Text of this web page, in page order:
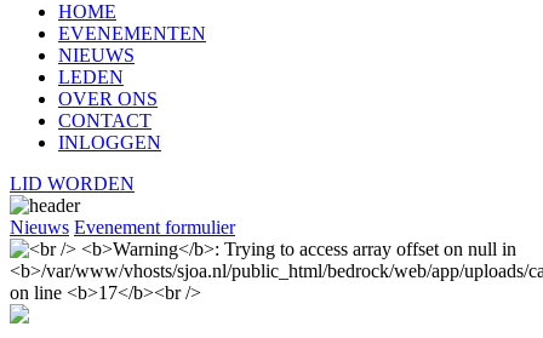
HOME
EVENEMENTEN
NIEUWS
LEDEN
OVER ONS
CONTACT
INLOGGEN
LID WORDEN
Nieuws Evenement formulier